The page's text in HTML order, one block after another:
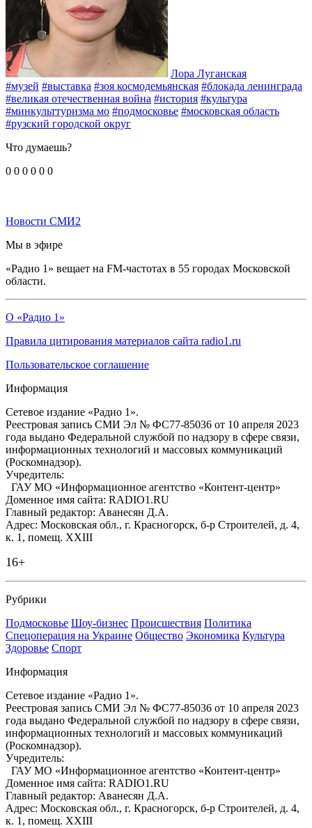
Лора Луганская
#музей #выставка #зоя космодемьянская #блокада ленинграда
#великая отечественная война #история #культура
#минкульттуризма мо #подмосковье #московская область
#рузский городской округ
Что думаешь?
0 0 0 0 0 0
Новости СМИ2
Мы в эфире
«Радио 1» вещает на FM-частотах в 55 городах Московской
области.
О «Радио 1»
Правила цитирования материалов сайта radio1.ru
Пользовательское соглашение
Информация
Сетевое издание «Радио 1».
Реестровая запись СМИ Эл № ФС77-85036 от 10 апреля 2023
года выдано Федеральной службой по надзору в сфере связи,
информационных технологий и массовых коммуникаций
(Роскомнадзор).
Учредитель:
ГАУ МО «Информационное агентство «Контент-центр»
Доменное имя сайта: RADIO1.RU
Главный редактор: Аванесян Д.А.
Адрес: Московская обл., г. Красногорск, б-р Строителей, д. 4,
к. 1, помещ. XXIII
16+
Рубрики
Подмосковье Шоу-бизнес Происшествия Политика
Спецоперация на Украине Общество Экономика Культура
Здоровье Спорт
Информация
Сетевое издание «Радио 1».
Реестровая запись СМИ Эл № ФС77-85036 от 10 апреля 2023
года выдано Федеральной службой по надзору в сфере связи,
информационных технологий и массовых коммуникаций
(Роскомнадзор).
Учредитель:
ГАУ МО «Информационное агентство «Контент-центр»
Доменное имя сайта: RADIO1.RU
Главный редактор: Аванесян Д.А.
Адрес: Московская обл., г. Красногорск, б-р Строителей, д. 4,
к. 1, помещ. XXIII